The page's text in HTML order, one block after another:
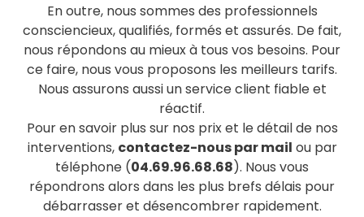
En outre, nous sommes des professionnels
consciencieux, qualifiés, formés et assurés. De fait,
nous répondons au mieux à tous vos besoins. Pour
ce faire, nous vous proposons les meilleurs tarifs.
Nous assurons aussi un service client fiable et
réactif.
Pour en savoir plus sur nos prix et le détail de nos
interventions, contactez-nous par mail ou par
téléphone (04.69.96.68.68). Nous vous
répondrons alors dans les plus brefs délais pour
débarrasser et désencombrer rapidement.